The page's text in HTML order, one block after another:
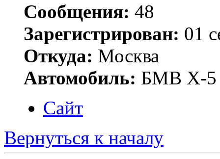
Сообщения: 48
Зарегистрирован: 01
Откуда: Москва
Автомобиль: БМВ Х-5
Сайт
Вернуться к началу